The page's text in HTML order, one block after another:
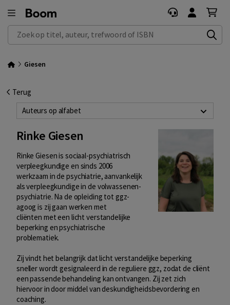
Zoek op titel, auteur, trefwoord of ISBN
Giesen
Terug
Auteurs op alfabet
Rinke Giesen
Rinke Giesen is sociaal-psychiatrisch
verpleegkundige en sinds 2006
werkzaam in de psychiatrie, aanvankelijk
als verpleegkundige in de volwassenen-
psychiatrie. Na de opleiding tot ggz-
agoog is zij gaan werken met
cliënten met een licht verstandelijke
beperking en psychiatrische
problematiek.
Zij vindt het belangrijk dat licht verstandelijke beperking
sneller wordt gesignaleerd in de reguliere ggz, zodat de cliënt
een passende behandeling kan ontvangen. Zij zet zich
hiervoor in door middel van deskundigheidsbevordering en
coaching.